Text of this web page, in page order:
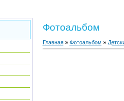
Фотоальбом
Главная» Фотоальбом »